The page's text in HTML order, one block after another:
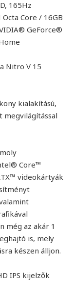
165Hz
Core / 16GB
GeForce®
Nitro V 15
kialakítású,
megvilágítással
Core™
videokártyák
még az akár 1
is, mely
készen álljon.
IPS kijelzők